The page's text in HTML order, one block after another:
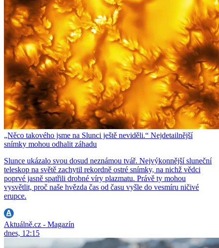
„Něco takového jsme na Slunci ještě neviděli.“ Nejdetailnější
snímky mohou odhalit záhadu
Slunce ukázalo svou dosud neznámou tvář. Nejvýkonnější sluneční
teleskop na světě zachytil rekordně ostré snímky, na nichž vědci
poprvé jasně spatřili drobné víry plazmatu. Právě ty mohou
vysvětlit, proč naše hvězda čas od času vyšle do vesmíru ničivé
erupce.
Aktuálně.cz - Magazín
dnes, 12:15